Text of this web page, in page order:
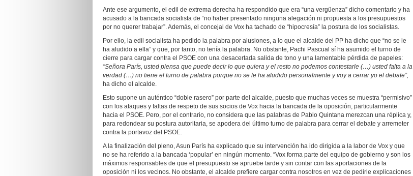
Ante ese argumento, el edil de extrema derecha ha respondido que era “una vergüenza” dicho comentario y ha
acusado a la bancada socialista de “no haber presentado ninguna alegación ni propuesta a los presupuestos
por no querer trabajar”. Además, el concejal de Vox ha tachado de “hipocresía” la postura de los socialistas.
Por ello, la edil socialista ha pedido la palabra por alusiones, a lo que el alcalde del PP ha dicho que “no se le
ha aludido a ella” y que, por tanto, no tenía la palabra. No obstante, Pachi Pascual sí ha asumido el turno de
cierre para cargar contra el PSOE con una desacertada salida de tono y una lamentable pérdida de papeles:
“Señora París, usted piensa que puede decir lo que quiera y el resto no podemos contestarle (…) usted falta a la
verdad (…) no tiene el turno de palabra porque no se le ha aludido personalmente y voy a cerrar yo el debate”,
ha dicho el alcalde.
Esto supone un auténtico “doble rasero” por parte del alcalde, puesto que muchas veces se muestra “permisivo”
con los ataques y faltas de respeto de sus socios de Vox hacia la bancada de la oposición, particularmente
hacia el PSOE. Pero, por el contrario, no considera que las palabras de Pablo Quintana merezcan una réplica y,
para redondear su postura autoritaria, se apodera del último turno de palabra para cerrar el debate y arremeter
contra la portavoz del PSOE.
A la finalización del pleno, Asun París ha explicado que su intervención ha ido dirigida a la labor de Vox y que
no se ha referido a la bancada ‘popular’ en ningún momento. “Vox forma parte del equipo de gobierno y son los
máximos responsables de que el presupuesto se apruebe tarde y sin contar con las aportaciones de la
oposición ni los vecinos. No obstante, el alcalde prefiere cargar contra nosotros en vez de pedirle explicaciones